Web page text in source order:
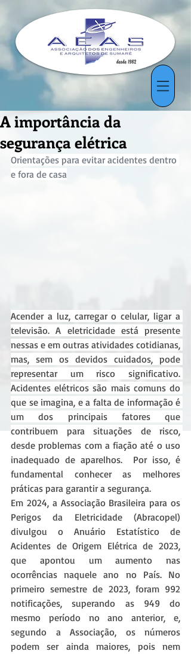
A importância da
segurança elétrica
Orientações para evitar acidentes dentro
e fora de casa
Acender a luz, carregar o celular, ligar a
televisão. A eletricidade está presente
nessas e em outras atividades cotidianas,
mas, sem os devidos cuidados, pode
representar um risco significativo.
Acidentes elétricos são mais comuns do
que se imagina, e a falta de informação é
um dos principais fatores que
contribuem para situações de risco,
desde problemas com a fiação até o uso
inadequado de aparelhos.  Por isso, é
fundamental conhecer as melhores
práticas para garantir a segurança.
Em 2024, a Associação Brasileira para os
Perigos da Eletricidade (Abracopel)
divulgou o Anuário Estatístico de
Acidentes de Origem Elétrica de 2023,
que apontou um aumento nas
ocorrências naquele ano no País. No
primeiro semestre de 2023, foram 992
notificações, superando as 949 do
mesmo período no ano anterior, e,
segundo a Associação, os números
podem ser ainda maiores, pois nem